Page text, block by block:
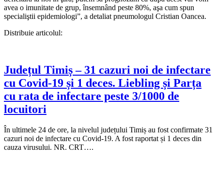
avea o imunitate de grup, însemnând peste 80%, aşa cum spun
specialiştii epidemiologi”, a detaliat pneumologul Cristian Oancea.
Distribuie articolul:
Județul Timiș – 31 cazuri noi de infectare
cu Covid-19 și 1 deces. Liebling și Parța
cu rata de infectare peste 3/1000 de
locuitori
În ultimele 24 de ore, la nivelul județului Timiș au fost confirmate 31
cazuri noi de infectare cu Covid-19. A fost raportat și 1 deces din
cauza virusului. NR. CRT….